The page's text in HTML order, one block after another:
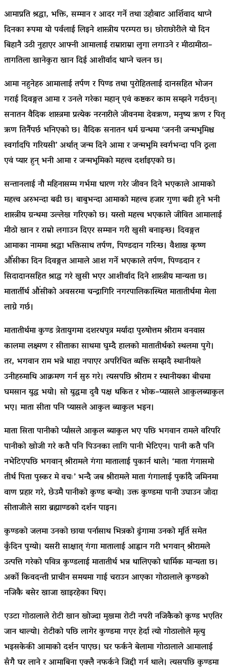
आमाप्रति श्रद्धा, भक्ति, सम्मान र आदर गर्ने तथा उहाँबाट आर्शिवाद थाप्ने
दिनका रूपमा यो पर्वलाई लिइने शास्त्रीय परम्परा छ। छोराछोरीले यो दिन
बिहानै उठी नुहाएर आफ्नी आमालाई राम्राराम्रा लुगा लगाउने र मीठामीठा–
तागतिला खानेकुरा खान दिई आशीर्वाद थाप्ने चलन छ।
आमा नहुनेहरु आमालाई तर्पण र पिण्ड तथा पुरोहितलाई दानसहित भोजन
गराई दिवङ्गत आमा र उनले गरेका महान् एवं कष्टकर काम सम्झने गर्दछन्।
सनातन वैदिक शास्त्रमा प्रत्येक नरनारीले जीवनमा देवऋण, मनुष्य ऋण र पितृ
ऋण तिर्नैपर्छ भनिएको छ। वैदिक सनातन धर्म ग्रन्थमा ‘जननी जन्मभूमिश्च
स्वर्गादपि गरियसी’ अर्थात् जन्म दिने आमा र जन्मभूमि स्वर्गभन्दा पनि ठूला
एवं प्यार हुन् भनी आमा र जन्मभूमिको महत्त्व दर्शाइएको छ।
सन्तानलाई नौ महिनासम्म गर्भमा धारण गरेर जीवन दिने भएकाले आमाको
महत्त्व अरुभन्दा बढी छ। बाबुभन्दा आमाको महत्त्व हजार गुणा बढी हुने भनी
शास्त्रीय ग्रन्थमा उल्लेख गरिएको छ। यस्तो महत्त्व भएकाले जीवित आमालाई
मीठो खान र राम्रो लगाउन दिएर सम्मान गरी खुसी बनाइन्छ। दिवङ्गत
आमाका नाममा श्रद्धा भक्तिसाथ तर्पण, पिण्डदान गरिन्छ। वैशाख कृष्ण
औँसीका दिन दिवङ्गत आमाले आश गर्ने भएकाले तर्पण, पिण्डदान र
सिदादानसहित श्राद्ध गरे खुसी भएर आशीर्वाद दिने शास्त्रीय मान्यता छ।
मातार्तीर्थ औंसीको अवसरमा चन्द्रागिरि नगरपालिकास्थित मातातीर्थमा मेला
लाग्ने गर्छ।
मातातीर्थमा कुण्ड त्रेतायुगमा दशरथपुत्र मर्यादा पुरुषोत्तम श्रीराम वनवास
कालमा लक्ष्मण र सीताका साथमा घुम्दै हालको मातातीर्थको स्थलमा पुगे।
तर, भगवान राम भन्ने थाहा नपाएर अपरिचित व्यक्ति सम्झदै स्थानीयले
उनीहरुमाथि आक्रमण गर्न सुरु गरे। त्यसपछि श्रीराम र स्थानीयका बीचमा
घमसान युद्ध भयो। सो युद्धमा दुवै पक्ष थकित र भोक–प्यासले आकुलब्याकुल
भए। माता सीता पनि प्यासले आकुल ब्याकुल भइन।
माता सिता पानीको प्याँसले आकुल ब्याकुल भए पछि भगवान रामले वरिपरि
पानीको खोजी गरे कतै पनि पिउनका लागि पानी भेटिएन। पानी कतै पनि
नभेटिएपछि भगवान् श्रीरामले गंगा मातालाई पुकार्न थाले। ‘माता गंगासमो
तीर्थ पिता पुस्कर मे वचः’ भन्दै जब श्रीरामले माता गंगालाई पुर्कादै जमिनमा
वाण प्रहार गरे, छेउमै पानीको कुण्ड बन्यो। उक्त कुण्डमा पानी उघाउन जाँदा
सीताजीले सारा ब्रह्माण्डको दर्शन पाइन।
कुण्डको जलमा उनको छाया पर्नासाथ भित्रको ढुंगामा उनको मूर्ति समेत
कुँदिन पुग्यो। यसरी साक्षात् गंगा मातालाई आह्वान गरी भगवान् श्रीरामले
उत्पत्ति गरेको पवित्र कुण्डलाई मातातीर्थ भन्न थालिएको धार्मिक मान्यता छ।
अर्को किवदन्ती प्राचीन समयमा गाई चराउन आएका गोठालाले कुण्डको
नजिकै बसेर खाजा खाइरहेका थिए।
एउटा गोठालाले रोटी खान खोज्दा मुखमा रोटी नपरी नजिकैको कुण्ड भएतिर
जान थाल्यो। रोटीको पछि लागेर कुण्डमा गएर हेर्दा त्यो गोठालोले मृत्यु
भइसकेकी आमाको दर्शन पाएछ। घर फर्कने बेलामा गोठालाले आमालाई
सँगै घर लाने र आमाबिना एक्लै नफर्कने जिद्दी गर्न थाले। त्यसपछि कुण्डमा